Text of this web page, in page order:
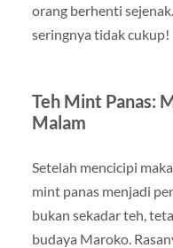
orang berhenti
seringnya tidak cukup!
Teh Mint Panas:
Malam
Setelah mencicipi
mint panas menjadi
bukan sekadar teh,
budaya Maroko.